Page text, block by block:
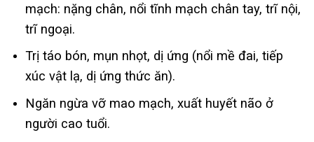
mạch: nặng chân, nổi tĩnh mạch chân tay, trĩ nội,
trĩ ngoại.
Trị táo bón, mụn nhọt, dị ứng (nổi mề đai, tiếp
xúc vật lạ, dị ứng thức ăn).
Ngăn ngừa vỡ mao mạch, xuất huyết não ở
người cao tuổi.